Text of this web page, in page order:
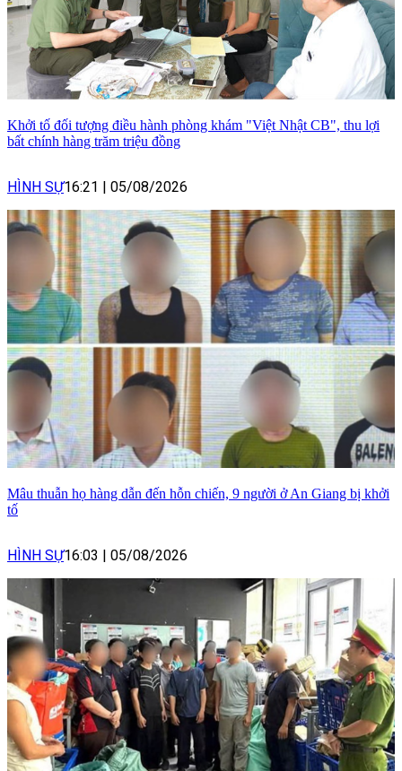
Khởi tố đối tượng điều hành phòng khám "Việt Nhật CB", thu lợi
bất chính hàng trăm triệu đồng
HÌNH SỰ16:21 05/08/2026
Mâu thuẫn họ hàng dẫn đến hỗn chiến, 9 người ở An Giang bị khởi
tố
HÌNH SỰ16:03 05/08/2026